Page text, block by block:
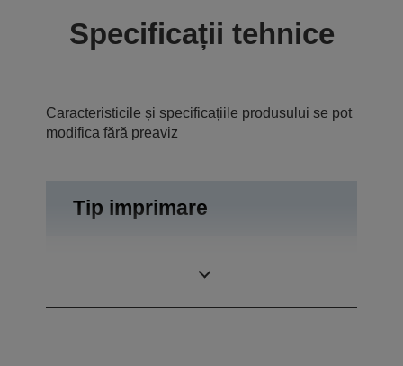
Specificații tehnice
Caracteristicile și specificațiile produsului se pot
modifica fără preaviz
Tip imprimare